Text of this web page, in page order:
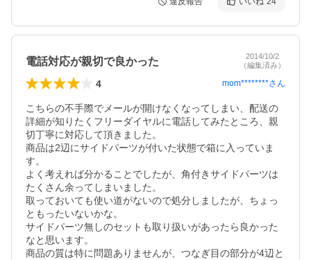
電話対応が親切で良かった
2014/10/2
（編集済み）
4 mom********さん
こちらの不手際でメールが開けなくなってしまい、配送の
詳細が知りたくフリーダイヤルに電話してみたところ、親
切丁寧に対応して頂きました。
商品は2辺にサイドパーツが付いた状態で箱に入っていま
す。
よく考えれば分かることでしたが、角付きサイドパーツは
たくさん余ってしまいました。
取っておいても使い道がないので処分しましたが、ちょっ
ともったいないかな。
サイドパーツ無しのセットも取り扱いがあったら良かった
なと思います。
商品の質は特に問題ありませんが、つなぎ目の部分が4辺と